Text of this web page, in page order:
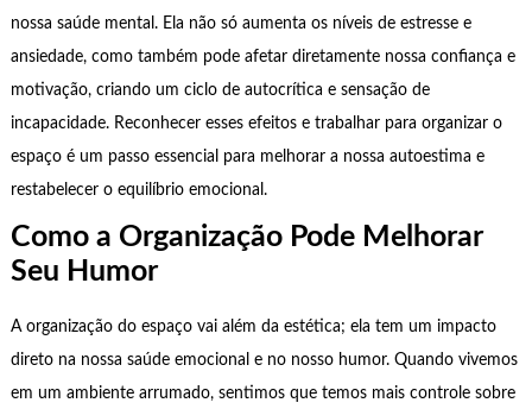
nossa saúde mental. Ela não só aumenta os níveis de estresse e
ansiedade, como também pode afetar diretamente nossa confiança e
motivação, criando um ciclo de autocrítica e sensação de
incapacidade. Reconhecer esses efeitos e trabalhar para organizar o
espaço é um passo essencial para melhorar a nossa autoestima e
restabelecer o equilíbrio emocional.
Como a Organização Pode Melhorar
Seu Humor
A organização do espaço vai além da estética; ela tem um impacto
direto na nossa saúde emocional e no nosso humor. Quando vivemos
em um ambiente arrumado, sentimos que temos mais controle sobre